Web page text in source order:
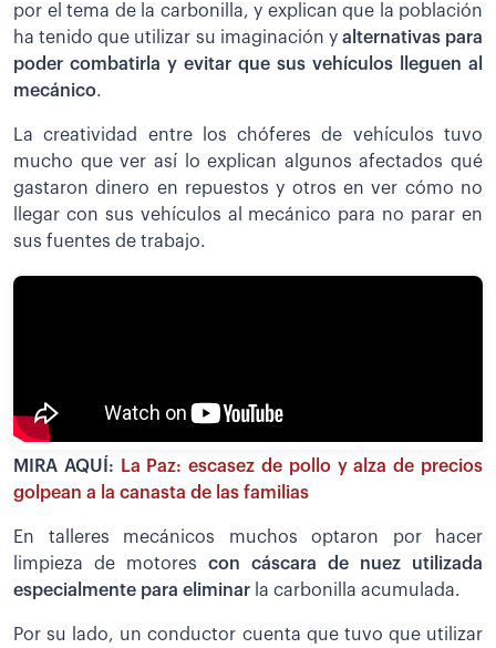
por el tema de la carbonilla, y explican que la población
ha tenido que utilizar su imaginación y alternativas para
poder combatirla y evitar que sus vehículos lleguen al
mecánico.
La creatividad entre los chóferes de vehículos tuvo
mucho que ver así lo explican algunos afectados qué
gastaron dinero en repuestos y otros en ver cómo no
llegar con sus vehículos al mecánico para no parar en
sus fuentes de trabajo.
MIRA AQUÍ: La Paz: escasez de pollo y alza de precios
golpean a la canasta de las familias
En talleres mecánicos muchos optaron por hacer
limpieza de motores con cáscara de nuez utilizada
especialmente para eliminar la carbonilla acumulada.
Por su lado, un conductor cuenta que tuvo que utilizar